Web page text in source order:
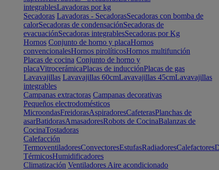
integrablesLavadoras por kg
Secadoras Lavadoras - SecadorasSecadoras con bomba de
calorSecadoras de condensaciónSecadoras de
evacuaciónSecadoras integrablesSecadoras por Kg
Hornos Conjunto de horno y placaHornos
convencionalesHornos pirolíticosHornos multifunción
Placas de cocina Conjunto de horno y
placaVitrocerámicaPlacas de inducciónPlacas de gas
Lavavajillas Lavavajillas 60cmLavavajillas 45cmLavavajillas
integrables
Campanas extractoras Campanas decorativas
Pequeños electrodomésticos
MicroondasFreidorasAspiradoresCafeterasPlanchas de
asarBatidorasAmasadoresRobots de CocinaBalanzas de
CocinaTostadoras
Calefacción
TermoventiladoresConvectoresEstufasRadiadoresCalefactores
TérmicosHumidificadores
Climatización Ventiladores Aire acondicionado